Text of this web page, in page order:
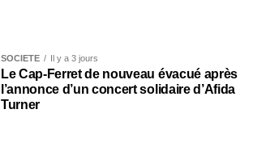
SOCIÉTÉ Il y a 3 jours
Le Cap-Ferret de nouveau évacué après
l’annonce d’un concert solidaire d’Afida
Turner